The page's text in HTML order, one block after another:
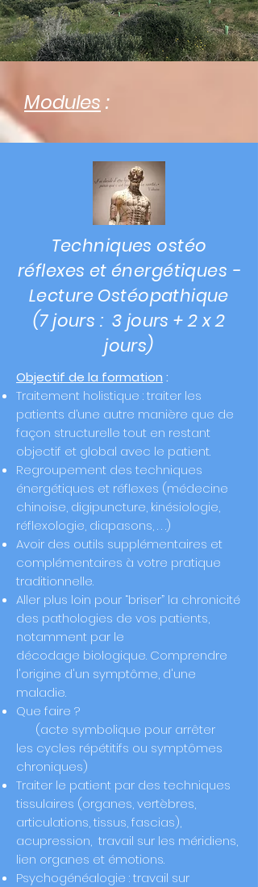
Modules :
Techniques ostéo
réflexes et énergétiques -
Lecture Ostéopathique
(7 jours : 3 jours + 2 x 2
jours)
Objectif de la formation :
Traitement holistique : traiter les
patients d’une autre manière que de
façon structurelle tout en restant
objectif et global avec le patient.
Regroupement des techniques
énergétiques et réflexes (médecine
chinoise, digipuncture, kinésiologie,
réflexologie, diapasons, . . .)
Avoir des outils supplémentaires et
complémentaires à votre pratique
traditionnelle.
Aller plus loin pour “briser” la chronicité
des pathologies de vos patients,
notamment par le
décodage biologique. Comprendre
l'origine d'un symptôme, d'une
maladie.
Que faire ?
(acte symbolique pour arrêter
les cycles répétitifs ou symptômes
chroniques)
Traiter le patient par des techniques
tissulaires (organes, vertèbres,
articulations, tissus, fascias),
acupression, travail sur les méridiens,
lien organes et émotions.
Psychogénéalogie : travail sur